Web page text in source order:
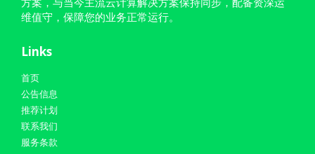
维值守，保障您的业务正常运行。
Links
首页
公告信息
推荐计划
联系我们
服务条款